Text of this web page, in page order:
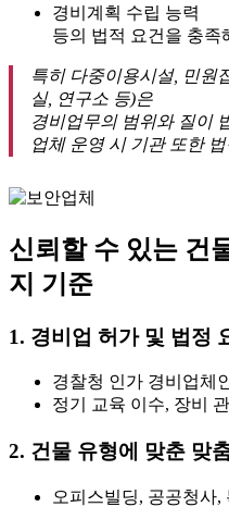
경비계획 수립 능력
등의 법적 요건을 충족
특히 다중이용시설, 민원
실, 연구소 등)은
경비업무의 범위와 질이
업체 운영 시 기관 또한
신뢰할 수 있는 건
지 기준
1. 경비업 허가 및 법정
경찰청 인가 경비업체
정기 교육 이수, 장비
2. 건물 유형에 맞춘 맞
오피스빌딩, 공공청사,